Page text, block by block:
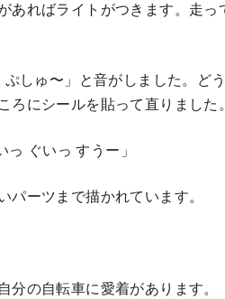
あればライトがつきます。走
しゅ〜」と音がしました。ど
ろにシールを貼って直りました
っ ぐいっ すうー」
ーツまで描かれています。
分の自転車に愛着があります